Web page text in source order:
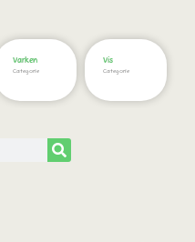
Varken
Categorie
Vis
Categorie